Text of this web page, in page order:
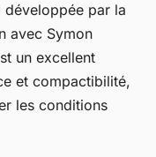
par la
avec Symon
un excellent
et compactibilité,
les conditions